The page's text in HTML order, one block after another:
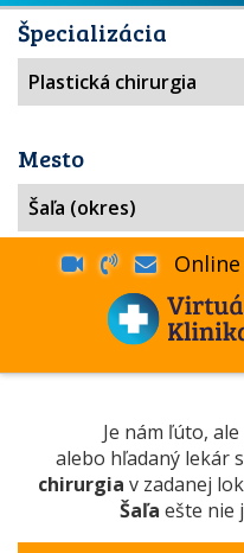
Špecializácia
Mesto
Online
Je nám ľúto,
alebo hľadaný lekár
chirurgia v zadanej
Šaľa ešte nie